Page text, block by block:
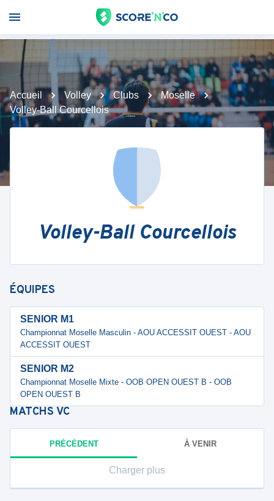
Accueil Volley Clubs
Moselle
Volley-Ball Courcellois
Volley-Ball Courcellois
ÉQUIPES
SENIOR M1
Championnat Moselle Masculin - AOU ACCESSIT OUEST - AOU
ACCESSIT OUEST
SENIOR M2
Championnat Moselle Mixte - OOB OPEN OUEST B - OOB
OPEN OUEST B
MATCHS VC
PRÉCÉDENT À VENIR
Charger plus